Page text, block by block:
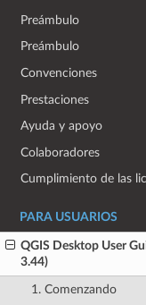
Preámbulo
Preámbulo
Convenciones
Prestaciones
Ayuda y apoyo
Colaboradores
Cumplimiento de las
PARA USUARIOS
QGIS Desktop User
3.44)
1. Comenzando